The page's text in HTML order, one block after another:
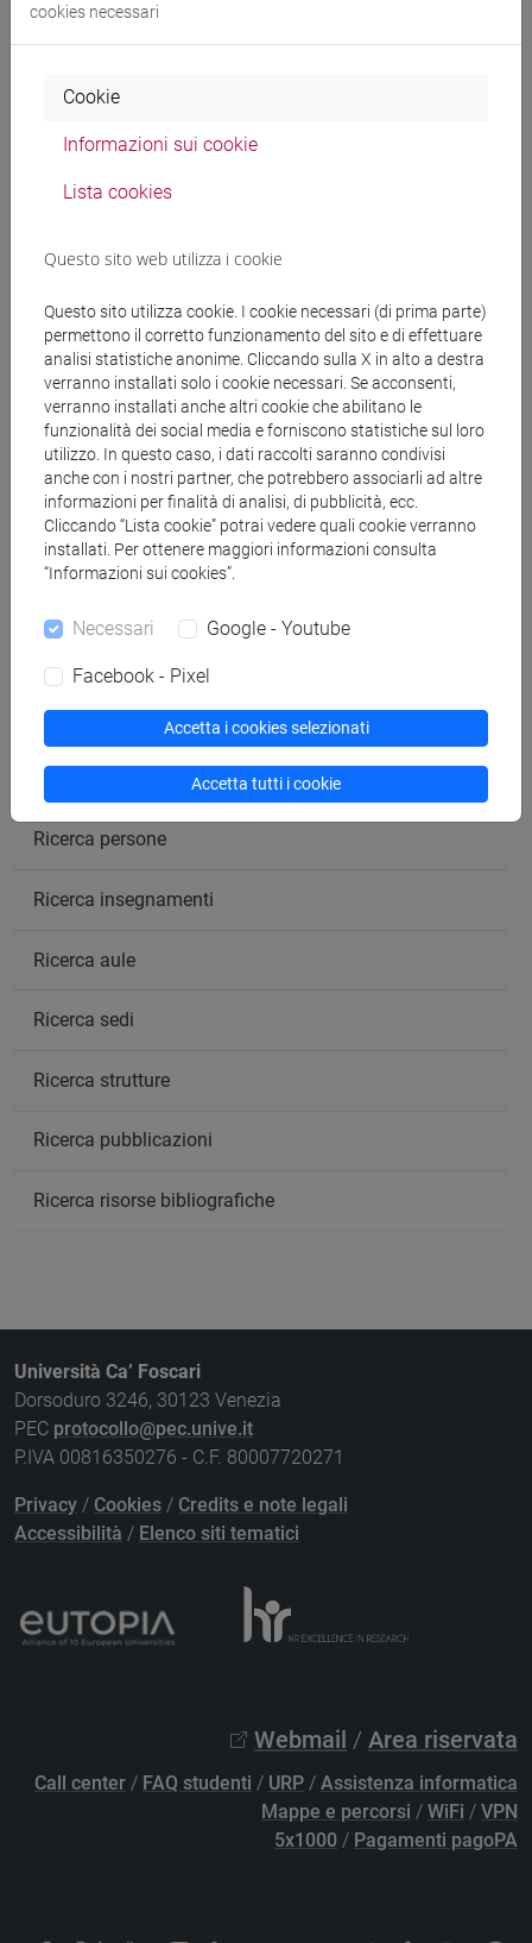
Docenti e corsi di laurea
Programma
Docenti
Corsi di studio e percorsi
[FM10] ANTROPOLOGIA CULTURALE,
ETNOLOGIA, ETNOLINGUISTICA - Laurea
magistrale (DM270)
antropologia culturale/antropologia dell'ambiente
STORIA E TEORIA CULTURALE [FM1034]
Ricerca persone
Ricerca insegnamenti
Ricerca aule
Ricerca sedi
Ricerca strutture
Ricerca pubblicazioni
Ricerca risorse bibliografiche
Università Ca’ Foscari
Dorsoduro 3246, 30123 Venezia
PEC protocollo@pec.unive.it
P.IVA 00816350276 - C.F. 80007720271
Privacy / Cookies / Credits e note legali
Accessibilità / Elenco siti tematici
Webmail / Area riservata
Call center / FAQ studenti / URP / Assistenza informatica
Mappe e percorsi / WiFi / VPN
5x1000 / Pagamenti pagoPA
cookies necessari
Cookie
Informazioni sui cookie
Lista cookies
Questo sito web utilizza i cookie
Questo sito utilizza cookie. I cookie necessari (di prima parte)
permettono il corretto funzionamento del sito e di effettuare
analisi statistiche anonime. Cliccando sulla X in alto a destra
verranno installati solo i cookie necessari. Se acconsenti,
verranno installati anche altri cookie che abilitano le
funzionalità dei social media e forniscono statistiche sul loro
utilizzo. In questo caso, i dati raccolti saranno condivisi
anche con i nostri partner, che potrebbero associarli ad altre
informazioni per finalità di analisi, di pubblicità, ecc.
Cliccando “Lista cookie” potrai vedere quali cookie verranno
installati. Per ottenere maggiori informazioni consulta
“Informazioni sui cookies”.
Necessari Google - Youtube
Facebook - Pixel
Accetta i cookies selezionati
Accetta tutti i cookie